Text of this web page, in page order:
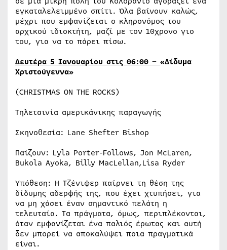
εγκαταλελειμμένο σπίτι. Όλα βαίνουν καλώς,
μέχρι που εμφανίζεται ο κληρονόμος του
αρχικού ιδιοκτήτη, μαζί με τον 10χρονο γιο
του, για να το πάρει πίσω.
Δευτέρα 5 Ιανουαρίου στις 06:00 – «Δίδυμα
Χριστούγεννα»
(CHRISTMAS ON THE ROCKS)
Τηλεταινία αμερικάνικης παραγωγής
Σκηνοθεσία: Lane Shefter Bishop
Παίζουν: Lyla Porter-Follows, Jon McLaren,
Bukola Ayoka, Billy MacLellan,Lisa Ryder
Υπόθεση: Η Τζένιφερ παίρνει τη θέση της
δίδυμης αδερφής της, που έχει χτυπήσει, για
να μη χάσει έναν σημαντικό πελάτη η
τελευταία. Τα πράγματα, όμως, περιπλέκονται,
όταν εμφανίζεται ένα παλιός έρωτας και αυτή
δεν μπορεί να αποκαλύψει ποια πραγματικά
είναι.